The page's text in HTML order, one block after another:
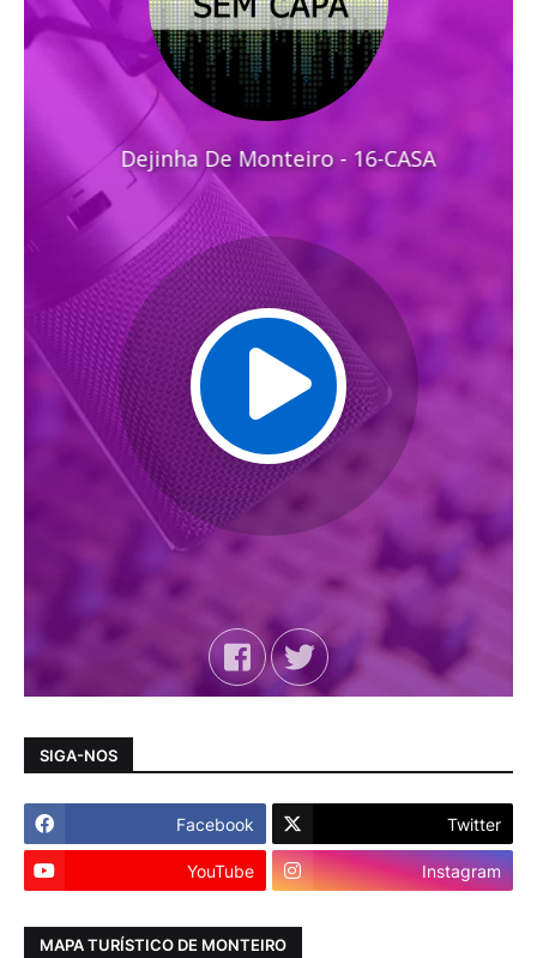
SIGA-NOS
Facebook Twitter
YouTube Instagram
MAPA TURÍSTICO DE MONTEIRO